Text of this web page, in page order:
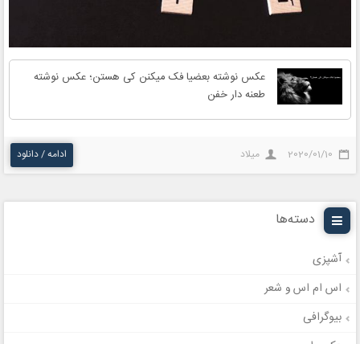
عکس نوشته بعضیا فک میکنن کی هستن؛ عکس نوشته
طعنه دار خفن
2020/01/10 میلاد ادامه / دانلود
دسته‌ها
آشپزی
اس ام اس و شعر
بیوگرافی